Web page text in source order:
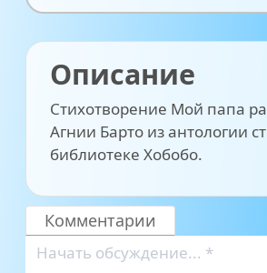
Описание
Стихотворение Мой папа
Агнии Барто из антологии
библиотеке Хобобо.
Комментарии